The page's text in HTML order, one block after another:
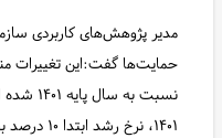
مدیر پژوهش‌های کاربردی
نسبت به